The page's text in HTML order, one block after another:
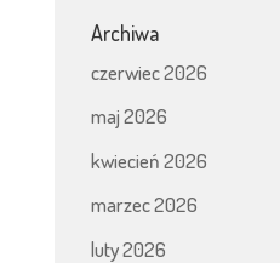
Archiwa
czerwiec 2026
maj 2026
kwiecień 2026
marzec 2026
luty 2026